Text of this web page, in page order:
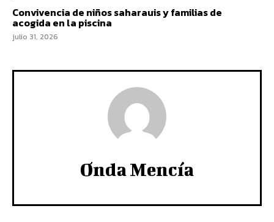
Convivencia de niños saharauis y familias de
acogida en la piscina
julio 31, 2026
Onda Mencía